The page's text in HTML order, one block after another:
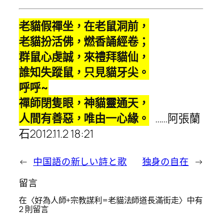
老貓假禪坐，在老鼠洞前，
老貓扮活佛，燃香誦經卷；
群鼠心虔誠，來禮拜貓仙，
誰知失蹤鼠，只見貓牙尖。
呼呼~
禪師閉隻眼，神貓靈通天，
人間有善惡，唯由一心緣。
……阿張蘭
石2012.11.2 18:21
← 中国語の新しい詩と歌 独身の自在 →
留言
在〈好為人師+宗教謀利=老貓法師道長滿街走〉中有
2 則留言